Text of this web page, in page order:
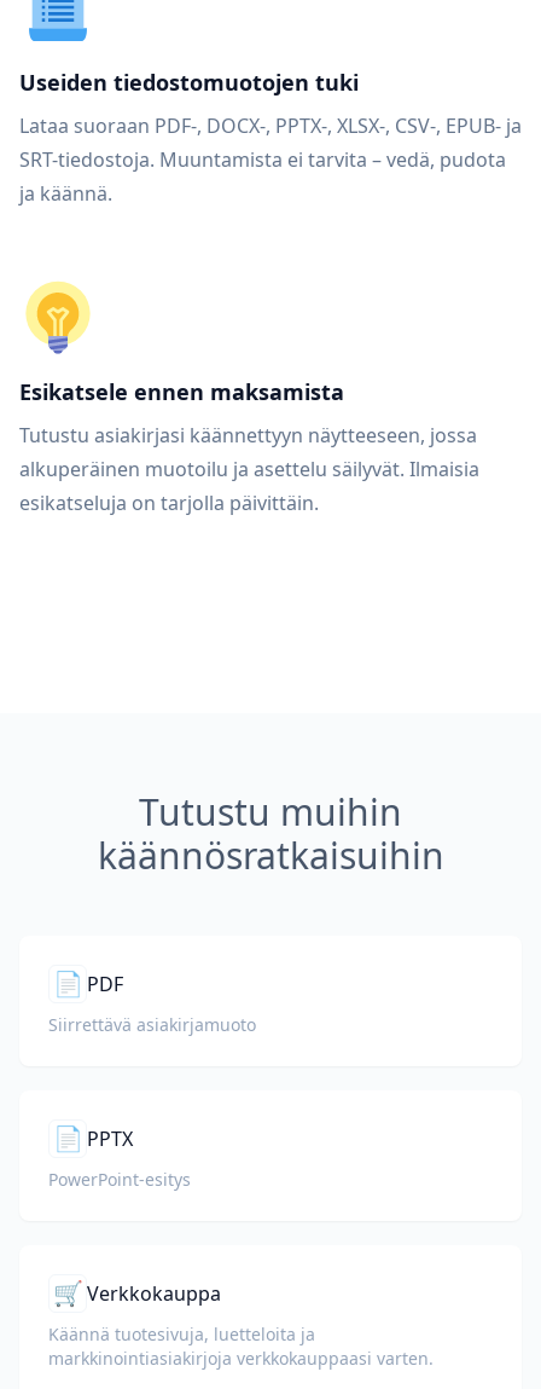
Useiden tiedostomuotojen tuki
Lataa suoraan PDF-, DOCX-, PPTX-, XLSX-, CSV-, EPUB- ja
SRT-tiedostoja. Muuntamista ei tarvita – vedä, pudota
ja käännä.
Esikatsele ennen maksamista
Tutustu asiakirjasi käännettyyn näytteeseen, jossa
alkuperäinen muotoilu ja asettelu säilyvät. Ilmaisia
esikatseluja on tarjolla päivittäin.
Tutustu muihin
käännösratkaisuihin
📄 PDF
Siirrettävä asiakirjamuoto
📄 PPTX
PowerPoint-esitys
🛒Verkkokauppa
Käännä tuotesivuja, luetteloita ja
markkinointiasiakirjoja verkkokauppaasi varten.